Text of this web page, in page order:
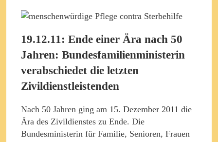
19.12.11: Ende einer Ära nach 50
Jahren: Bundesfamilienministerin
verabschiedet die letzten
Zivildienstleistenden
Nach 50 Jahren ging am 15. Dezember 2011 die
Ära des Zivildienstes zu Ende. Die
Bundesministerin für Familie, Senioren, Frauen